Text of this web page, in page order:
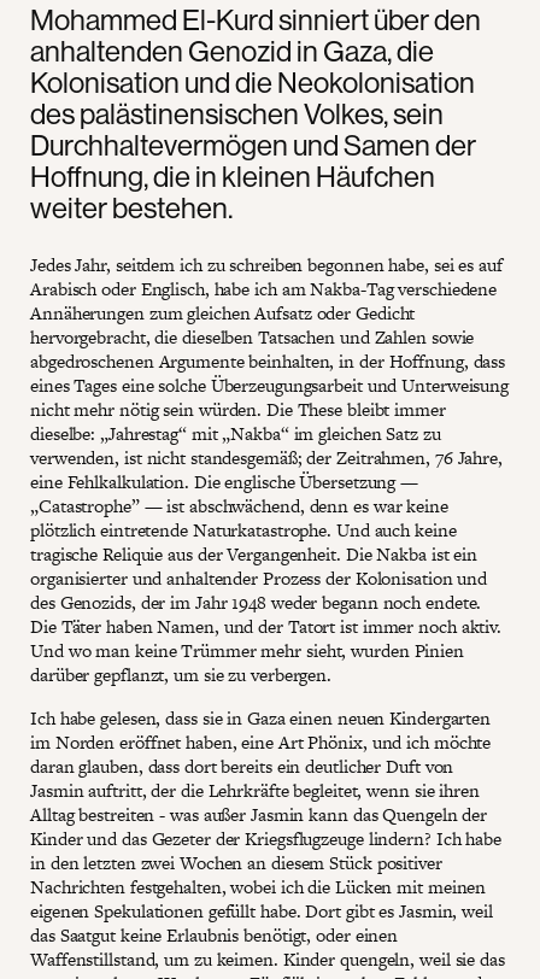
Mohammed El-Kurd sinniert über den
anhaltenden Genozid in Gaza, die
Kolonisation und die Neokolonisation
des palästinensischen Volkes, sein
Durchhaltevermögen und Samen der
Hoffnung, die in kleinen Häufchen
weiter bestehen.
Jedes Jahr, seitdem ich zu schreiben begonnen habe, sei es auf
Arabisch oder Englisch, habe ich am Nakba-Tag verschiedene
Annäherungen zum gleichen Aufsatz oder Gedicht
hervorgebracht, die dieselben Tatsachen und Zahlen sowie
abgedroschenen Argumente beinhalten, in der Hoffnung, dass
eines Tages eine solche Überzeugungsarbeit und Unterweisung
nicht mehr nötig sein würden. Die These bleibt immer
dieselbe: „Jahrestag“ mit „Nakba“ im gleichen Satz zu
verwenden, ist nicht standesgemäß; der Zeitrahmen, 76 Jahre,
eine Fehlkalkulation. Die englische Übersetzung —
„Catastrophe” — ist abschwächend, denn es war keine
plötzlich eintretende Naturkatastrophe. Und auch keine
tragische Reliquie aus der Vergangenheit. Die Nakba ist ein
organisierter und anhaltender Prozess der Kolonisation und
des Genozids, der im Jahr 1948 weder begann noch endete.
Die Täter haben Namen, und der Tatort ist immer noch aktiv.
Und wo man keine Trümmer mehr sieht, wurden Pinien
darüber gepflanzt, um sie zu verbergen.
Ich habe gelesen, dass sie in Gaza einen neuen Kindergarten
im Norden eröffnet haben, eine Art Phönix, und ich möchte
daran glauben, dass dort bereits ein deutlicher Duft von
Jasmin auftritt, der die Lehrkräfte begleitet, wenn sie ihren
Alltag bestreiten - was außer Jasmin kann das Quengeln der
Kinder und das Gezeter der Kriegsflugzeuge lindern? Ich habe
in den letzten zwei Wochen an diesem Stück positiver
Nachrichten festgehalten, wobei ich die Lücken mit meinen
eigenen Spekulationen gefüllt habe. Dort gibt es Jasmin, weil
das Saatgut keine Erlaubnis benötigt, oder einen
Waffenstillstand, um zu keimen. Kinder quengeln, weil sie das